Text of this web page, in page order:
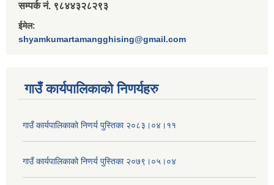
सम्पर्क नं. ९८४४३२८२९३
ईमेल:
shyamkumartamangghising@gmail.com
गाउँ कार्यपालिकाकाे निणर्यहरु
गाउँ कार्यपालिकाको निणर्य पुस्तिका २०८३।०४।११
गाउँ कार्यपालिकाको निणर्य पुस्तिका २०७९।०५।०४